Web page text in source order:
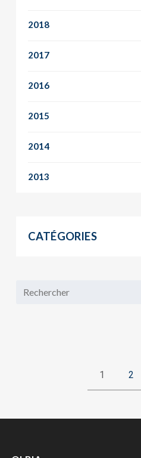
2018
2017
2016
2015
2014
2013
CATÉGORIES
1 2